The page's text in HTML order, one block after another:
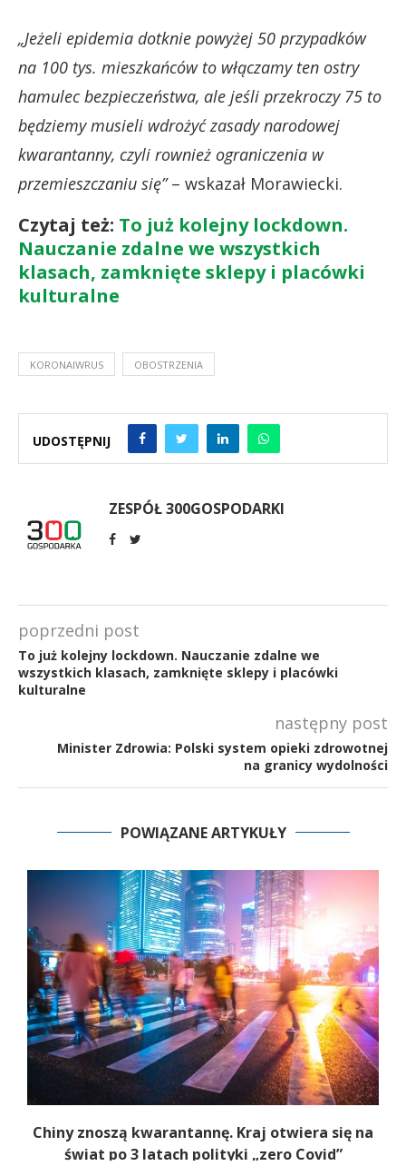
„Jeżeli epidemia dotknie powyżej 50 przypadków
na 100 tys. mieszkańców to włączamy ten ostry
hamulec bezpieczeństwa, ale jeśli przekroczy 75 to
będziemy musieli wdrożyć zasady narodowej
kwarantanny, czyli rownież ograniczenia w
przemieszczaniu się”– wskazał Morawiecki.
Czytaj też: To już kolejny lockdown.
Nauczanie zdalne we wszystkich
klasach, zamknięte sklepy i placówki
kulturalne
KORONAIWRUS OBOSTRZENIA
UDOSTĘPNIJ
ZESPÓŁ 300GOSPODARKI
poprzedni post
To już kolejny lockdown. Nauczanie zdalne we
wszystkich klasach, zamknięte sklepy i placówki
kulturalne
następny post
Minister Zdrowia: Polski system opieki zdrowotnej
na granicy wydolności
POWIĄZANE ARTYKUŁY
Chiny znoszą kwarantannę. Kraj otwiera się na
świat po 3 latach polityki „zero Covid”